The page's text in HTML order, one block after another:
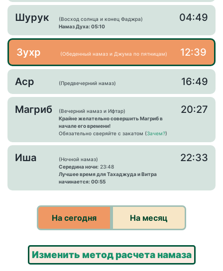
Шурук
(Восход солнца и конец Фаджра)
Намаз Духа: 05:10
04:49
Зухр (Обеденный намаз и Джума по пятницам) 12:39
Аср (Предвечерний намаз) 16:49
Магриб
(Вечерний намаз и Ифтар)
Крайне желательно совершить Магриб в
начале его времени!
Обязательно сверяйте с закатом (Зачем?)
20:27
Иша
(Ночной намаз)
Середина ночи: 23:48
Лучшее время для Тахаджуда и Витра
начинается: 00:55
22:33
На сегодня На месяц
Изменить метод расчета намаза